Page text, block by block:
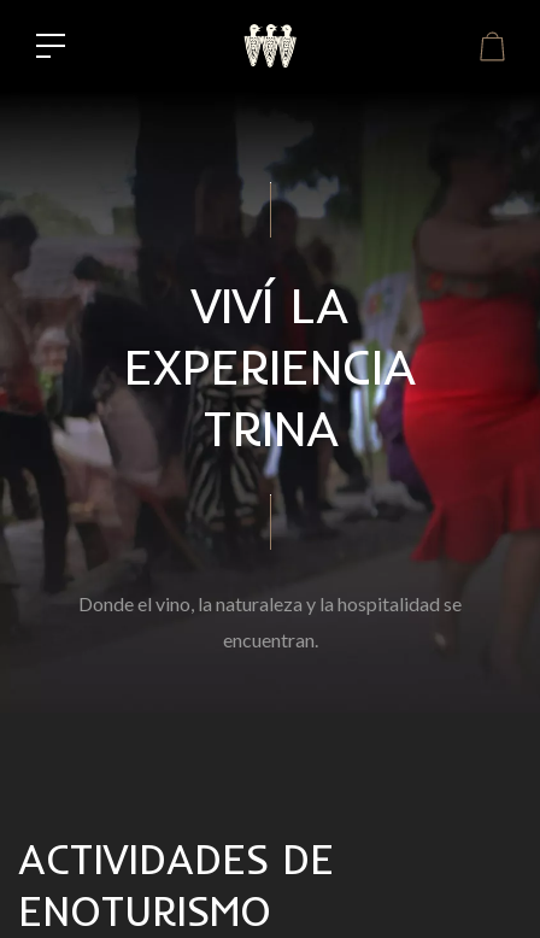
VIVÍ LA
EXPERIENCIA
TRINA
Donde el vino, la naturaleza y la hospitalidad se
encuentran.
ACTIVIDADES DE
ENOTURISMO